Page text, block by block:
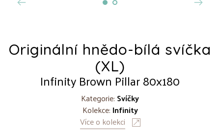
Originální hnědo-bílá svíčka
(XL)
Infinity Brown Pillar 80x180
Kategorie: Svíčky
Kolekce: Infinity
Více o kolekci